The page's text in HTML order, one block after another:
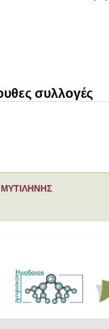
συλλογές